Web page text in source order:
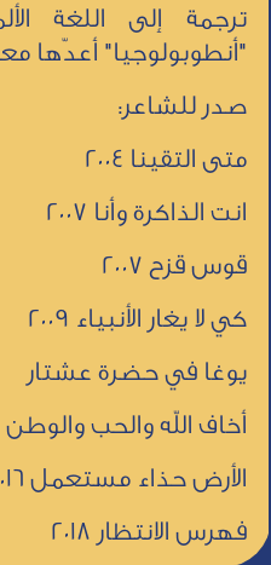
ترجمة إلى اللغة
"أنطوبولوجيا" أعدّها
صدر للشاعر:
متى التقينا 2004
انت الذاكرة وأنا 2007
قوس قزح 2007
كي لا يغار الأنبياء 2009
يوغا في حضرة عشتار 2010
أخاف الله والحب والوطن 2016
الأرض حذاء مستعمل 2016
فهرس الانتظار 2018